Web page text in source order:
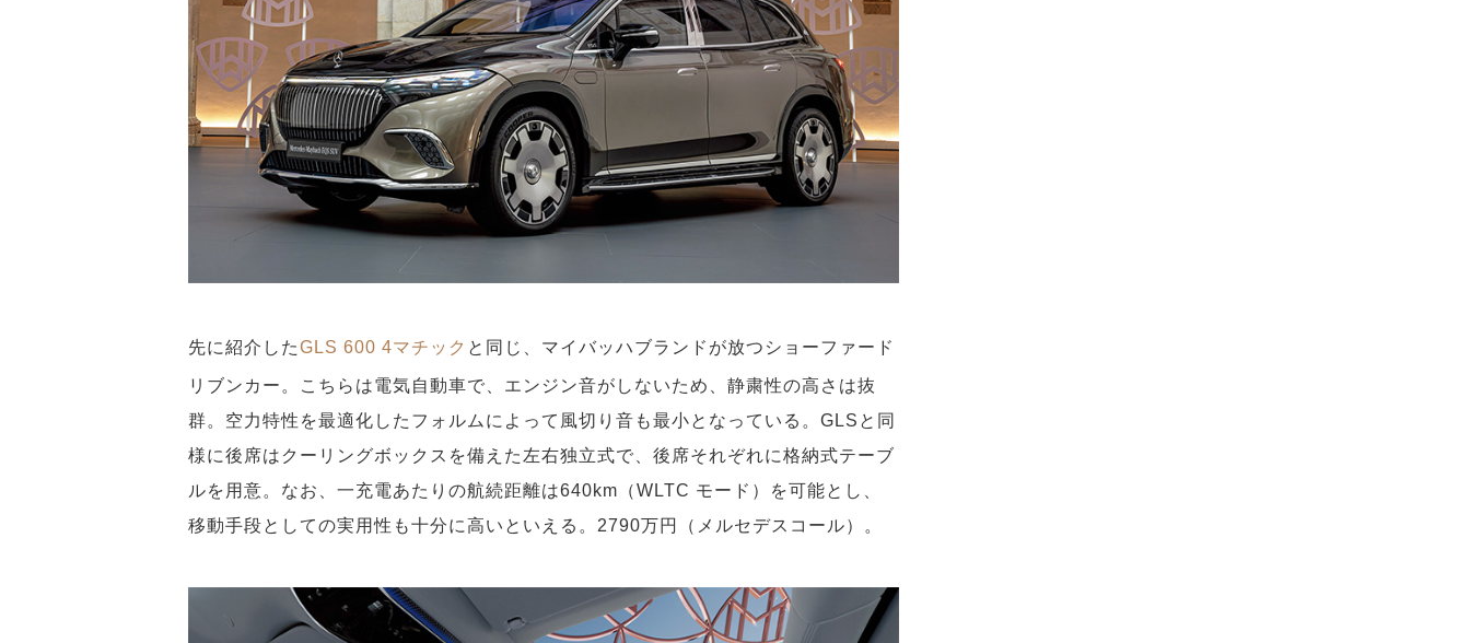
先に紹介したGLS 600 4マチック と同じ、マイバッハブランドが放つショーファード
リブンカー。こちらは電気自動車で、エンジン音がしないため、静粛性の高さは抜
群。空力特性を最適化したフォルムによって風切り音も最小となっている。GLSと同
様に後席はクーリングボックスを備えた左右独立式で、後席それぞれに格納式テーブ
ルを用意。なお、一充電あたりの航続距離は640km（WLTC モード）を可能とし、
移動手段としての実用性も十分に高いといえる。2790万円（メルセデスコール）。